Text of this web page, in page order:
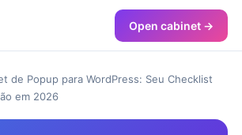
Open cabinet →
de Popup para WordPress: Seu Checklist
em 2026